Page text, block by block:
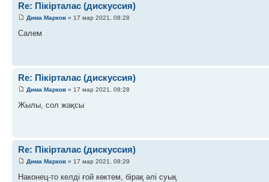
Re: Пікірталас (дискуссия)
Дима Марков » 17 мар 2021, 08:28
Салем
Re: Пікірталас (дискуссия)
Дима Марков » 17 мар 2021, 08:28
Жылы, сол жақсы
Re: Пікірталас (дискуссия)
Дима Марков » 17 мар 2021, 08:29
Наконец-то келді ғой көктем, бірақ әлі суық